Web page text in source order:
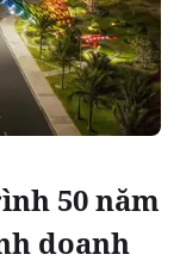
50 năm
doanh